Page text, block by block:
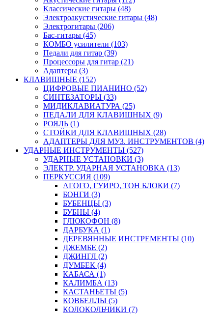
Классические гитары (48)
Электроакустические гитары (48)
Электрогитары (206)
Бас-гитары (45)
КОМБО усилители (103)
Педали для гитар (39)
Процессоры для гитар (21)
Адаптеры (3)
КЛАВИШНЫЕ (152)
ЦИФРОВЫЕ ПИАНИНО (52)
СИНТЕЗАТОРЫ (33)
МИДИКЛАВИАТУРА (25)
ПЕДАЛИ ДЛЯ КЛАВИШНЫХ (9)
РОЯЛЬ (1)
СТОЙКИ ДЛЯ КЛАВИШНЫХ (28)
АДАПТЕРЫ ДЛЯ МУЗ. ИНСТРУМЕНТОВ (4)
УДАРНЫЕ ИНСТРУМЕНТЫ (527)
УДАРНЫЕ УСТАНОВКИ (3)
ЭЛЕКТР. УДАРНАЯ УСТАНОВКА (13)
ПЕРКУССИЯ (109)
АГОГО, ГУИРО, ТОН БЛОКИ (7)
БОНГИ (3)
БУБЕНЦЫ (3)
БУБНЫ (4)
ГЛЮКОФОН (8)
ДАРБУКА (1)
ДЕРЕВЯННЫЕ ИНСТРЕМЕНТЫ (10)
ДЖЕМБЕ (2)
ДЖИНГЛ (2)
ДУМБЕК (4)
КАБАСА (1)
КАЛИМБА (13)
КАСТАНЬЕТЫ (5)
КОВБЕЛЛЫ (5)
КОЛОКОЛЬЧИКИ (7)